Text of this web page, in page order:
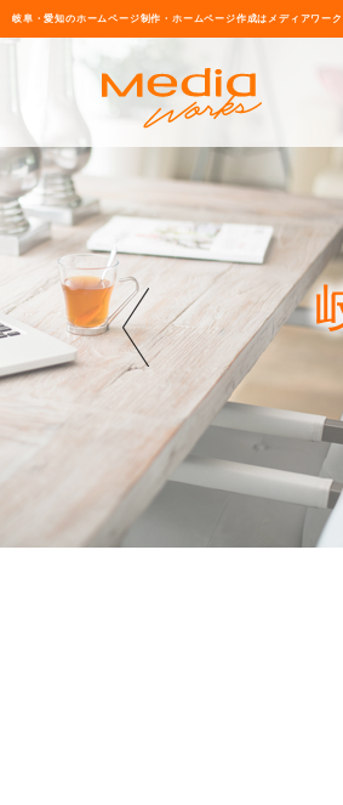
岐阜・愛知のホームページ制作・ホームページ作成はメディアワー